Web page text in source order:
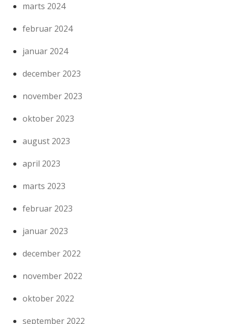
marts 2024
februar 2024
januar 2024
december 2023
november 2023
oktober 2023
august 2023
april 2023
marts 2023
februar 2023
januar 2023
december 2022
november 2022
oktober 2022
september 2022